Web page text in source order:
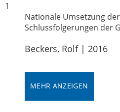
1
Nationale Umsetzung
Schlussfolgerungen der
Beckers, Rolf| 2016
MEHR ANZEIGEN